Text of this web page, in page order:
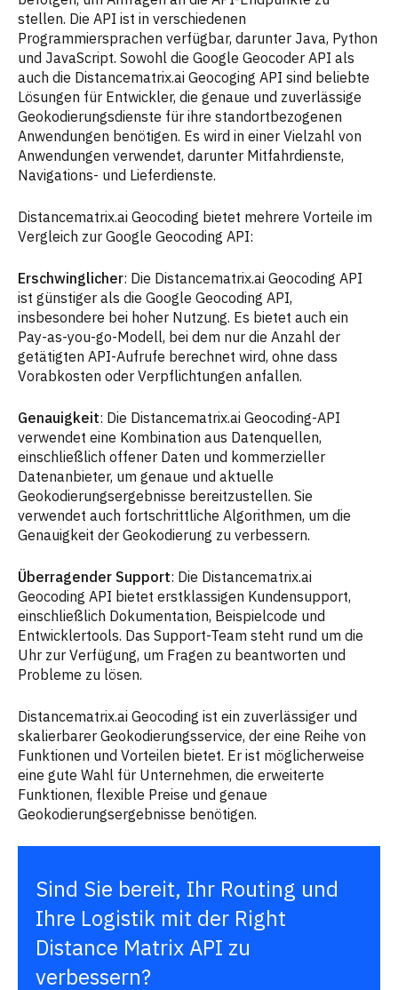
stellen. Die API ist in verschiedenen
Programmiersprachen verfügbar, darunter Java, Python
und JavaScript. Sowohl die Google Geocoder API als
auch die Distancematrix.ai Geocoging API sind beliebte
Lösungen für Entwickler, die genaue und zuverlässige
Geokodierungsdienste für ihre standortbezogenen
Anwendungen benötigen. Es wird in einer Vielzahl von
Anwendungen verwendet, darunter Mitfahrdienste,
Navigations- und Lieferdienste.
Distancematrix.ai Geocoding bietet mehrere Vorteile im
Vergleich zur Google Geocoding API:
Erschwinglicher: Die Distancematrix.ai Geocoding API
ist günstiger als die Google Geocoding API,
insbesondere bei hoher Nutzung. Es bietet auch ein
Pay-as-you-go-Modell, bei dem nur die Anzahl der
getätigten API-Aufrufe berechnet wird, ohne dass
Vorabkosten oder Verpflichtungen anfallen.
Genauigkeit: Die Distancematrix.ai Geocoding-API
verwendet eine Kombination aus Datenquellen,
einschließlich offener Daten und kommerzieller
Datenanbieter, um genaue und aktuelle
Geokodierungsergebnisse bereitzustellen. Sie
verwendet auch fortschrittliche Algorithmen, um die
Genauigkeit der Geokodierung zu verbessern.
Überragender Support: Die Distancematrix.ai
Geocoding API bietet erstklassigen Kundensupport,
einschließlich Dokumentation, Beispielcode und
Entwicklertools. Das Support-Team steht rund um die
Uhr zur Verfügung, um Fragen zu beantworten und
Probleme zu lösen.
Distancematrix.ai Geocoding ist ein zuverlässiger und
skalierbarer Geokodierungsservice, der eine Reihe von
Funktionen und Vorteilen bietet. Er ist möglicherweise
eine gute Wahl für Unternehmen, die erweiterte
Funktionen, flexible Preise und genaue
Geokodierungsergebnisse benötigen.
Sind Sie bereit, Ihr Routing und
Ihre Logistik mit der Right
Distance Matrix API zu
verbessern?